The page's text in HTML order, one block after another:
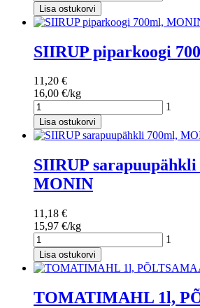
Lisa ostukorvi
SIIRUP piparkoogi
11,20 €
16,00 €/kg
1
Lisa ostukorvi
SIIRUP sarapuupähkli
MONIN
11,18 €
15,97 €/kg
1
Lisa ostukorvi
TOMATIMAHL 1l,